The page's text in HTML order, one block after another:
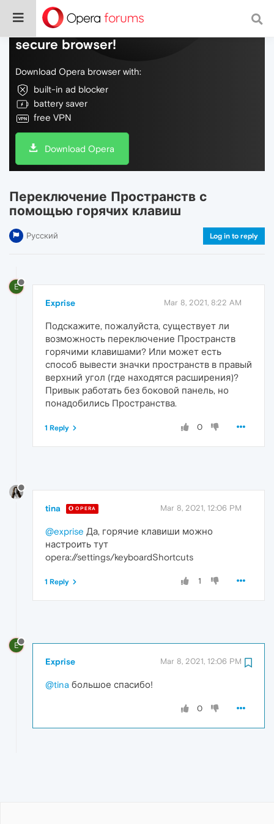
Do more on the web, with a fast and
secure browser!
Download Opera browser with:
built-in ad blocker
battery saver
free VPN
Download Opera
Переключение Пространств с
помощью горячих клавиш
Русский Log in to reply
E
Exprise Mar 8, 2021, 8:22 AM
Подскажите, пожалуйста, существует ли
возможность переключение Пространств
горячими клавишами? Или может есть
способ вывести значки пространств в правый
верхний угол (где находятся расширения)?
Привык работать без боковой панель, но
понадобились Пространства.
0
1 Reply
tina OPERA Mar 8, 2021, 12:06 PM
@exprise Да, горячие клавиши можно
настроить тут
opera://settings/keyboardShortcuts
1
1 Reply
E
Exprise Mar 8, 2021, 12:06 PM
@tina большое спасибо!
0